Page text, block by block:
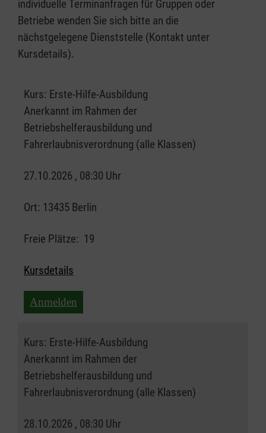
individuelle Terminanfragen für Gruppen oder
Betriebe wenden Sie sich bitte an die
nächstgelegene Dienststelle (Kontakt unter
Kursdetails).
Kurs: Erste-Hilfe-Ausbildung
Anerkannt im Rahmen der
Betriebshelferausbildung und
Fahrerlaubnisverordnung (alle Klassen)
27.10.2026 , 08:30 Uhr
Ort: 13435 Berlin
Freie Plätze: 19
Kursdetails
Anmelden
Kurs: Erste-Hilfe-Ausbildung
Anerkannt im Rahmen der
Betriebshelferausbildung und
Fahrerlaubnisverordnung (alle Klassen)
28.10.2026 , 08:30 Uhr